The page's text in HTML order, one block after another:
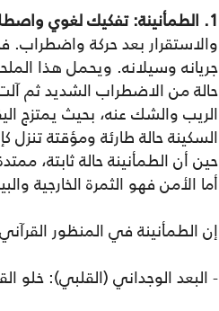
1. الطمأنينة: تفكيك لغوي واصطلاحي:
والاستقرار بعد حركة
جريانه وسيلانه. ويحمل هذا
حالة من الاضطراب الشديد ثم
الريب والشك عنه، بحيث يمتزج
السكينة حالة طارئة ومؤقتة
حين أن الطمأنينة حالة ثابتة،
أما الأمن فهو الثمرة الخارجية
إن الطمأنينة في المنظور
- البعد الوجداني (القلبي): خلو